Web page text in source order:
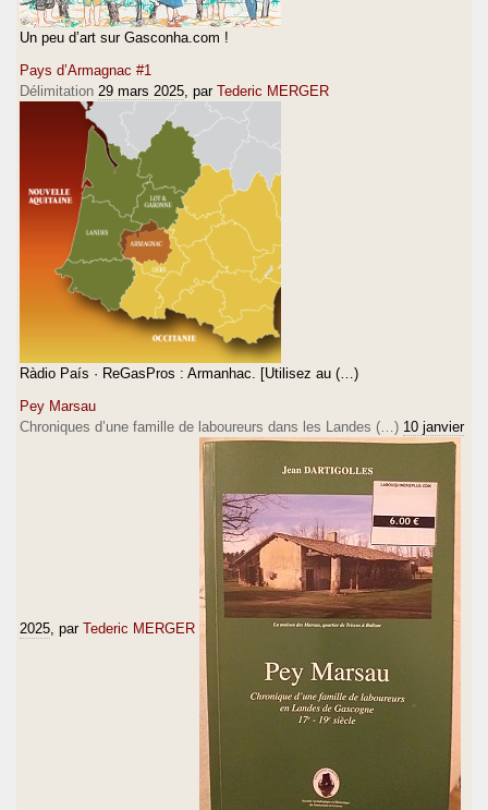
Un peu d’art sur Gasconha.com !
Pays d’Armagnac #1
Délimitation 29 mars 2025, par Tederic MERGER
Ràdio País · ReGasPros : Armanhac. [Utilisez au (…)
Pey Marsau
Chroniques d’une famille de laboureurs dans les Landes (…) 10 janvier
2025, par Tederic MERGER